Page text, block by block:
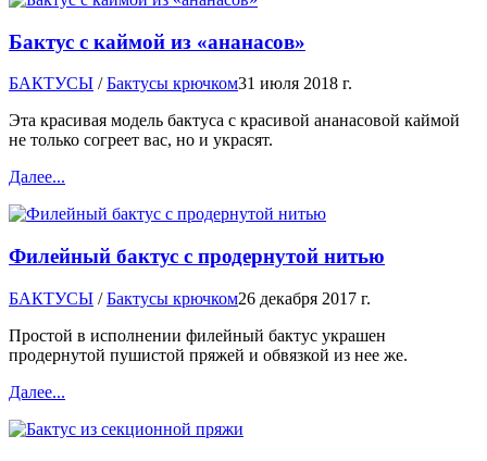
Бактус с каймой из «ананасов»
БАКТУСЫ /Бактусы крючком31 июля 2018 г.
Эта красивая модель бактуса с красивой ананасовой каймой
не только согреет вас, но и украсят.
Далее...
Филейный бактус с продернутой нитью
БАКТУСЫ /Бактусы крючком26 декабря 2017 г.
Простой в исполнении филейный бактус украшен
продернутой пушистой пряжей и обвязкой из нее же.
Далее...